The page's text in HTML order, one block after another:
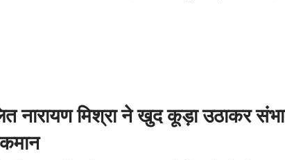
नारायण मिश्रा ने खुद कूड़ा उठाकर